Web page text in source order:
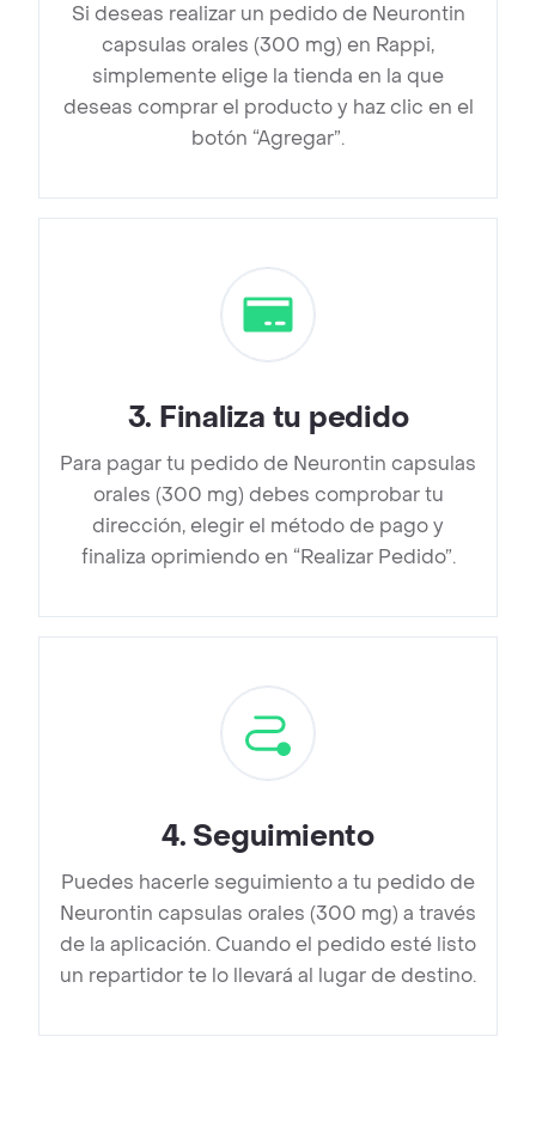
Si deseas realizar un pedido de Neurontin
capsulas orales (300 mg) en Rappi,
simplemente elige la tienda en la que
deseas comprar el producto y haz clic en el
botón “Agregar”.
3. Finaliza tu pedido
Para pagar tu pedido de Neurontin capsulas
orales (300 mg) debes comprobar tu
dirección, elegir el método de pago y
finaliza oprimiendo en “Realizar Pedido”.
4. Seguimiento
Puedes hacerle seguimiento a tu pedido de
Neurontin capsulas orales (300 mg) a través
de la aplicación. Cuando el pedido esté listo
un repartidor te lo llevará al lugar de destino.